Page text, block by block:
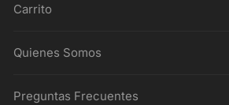
Carrito
Quienes Somos
Preguntas Frecuentes